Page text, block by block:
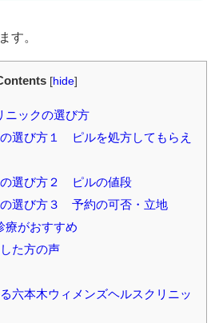
す。
[hide]
ニックの選び方
選び方１ ピルを処方してもらえ
の選び方２ ピルの値段
選び方３ 予約の可否・立地
療がおすすめ
た方の声
六本木ウィメンズヘルスクリニッ